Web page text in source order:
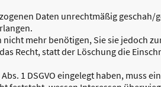
Daten unrechtmäßig
mehr benötigen, Sie sie jedoch
Recht, statt der Löschung die
1 DSGVO eingelegt haben, muss